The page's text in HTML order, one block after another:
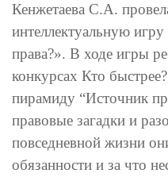
Кенжетаева С.А.
интеллектуальную
права?». В ходе игры
конкурсах Кто
пирамиду “Источник
правовые загадки и
повседневной жизни
обязанности и за что